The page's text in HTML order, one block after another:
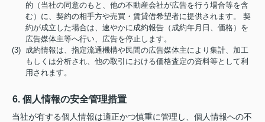
的（当社の同意のもと、他の不動産会社が広告を行う場合等を含
む）に、契約の相手方や売買・賃貸借希望者に提供されます。 契
約が成立した場合は、速やかに成約報告（成約年月日、価格）を
広告媒体主等へ行い、広告を停止します。
(3) 成約情報は、指定流通機構や民間の広告媒体主により集計、加工
もしくは分析され、他の取引における価格査定の資料等として利
用されます。
6. 個人情報の安全管理措置
当社が有する個人情報は適正かつ慎重に管理し、個人情報への不